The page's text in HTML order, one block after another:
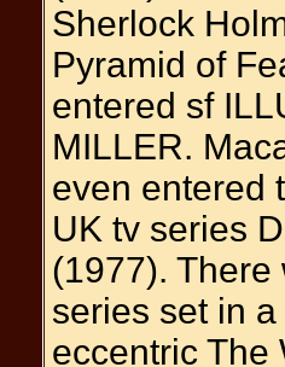
Sherlock
Pyramid of
entered sf
MILLER.
even entered
UK tv series
(1977).
series set in
eccentric The